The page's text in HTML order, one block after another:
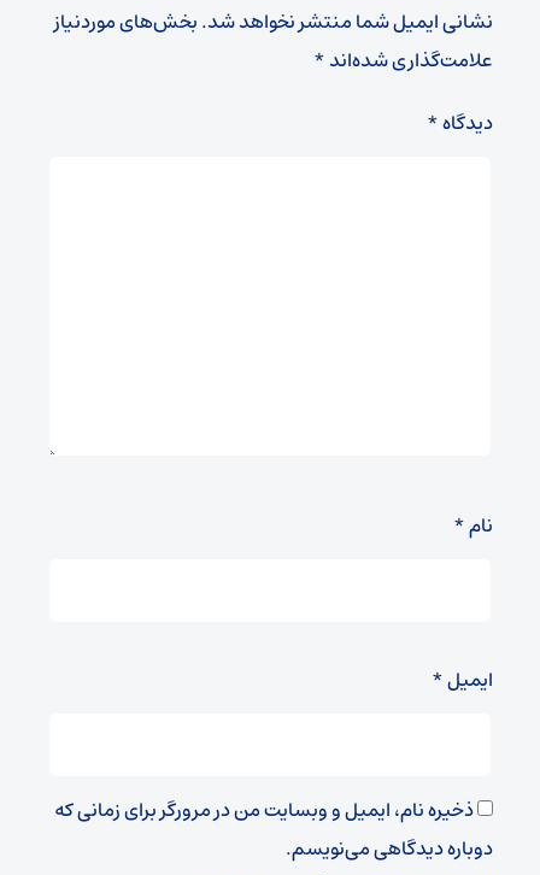
نشانی ایمیل شما منتشر نخواهد شد.بخش‌های موردنیاز
علامت‌گذاری شده‌اند*
دیدگاه*
نام*
ایمیل*
ذخیره نام، ایمیل و وبسایت من در مرورگر برای زمانی که
دوباره دیدگاهی می‌نویسم.